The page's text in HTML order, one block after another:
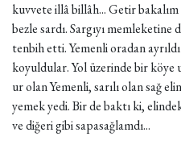
kuvvete illâ billâh... Getir
bezle sardı. Sargıyı memleketine
tenbih etti. Yemenli oradan
koyuldular. Yol üzerinde bir köye
ur olan Yemenli, sarılı olan sağ
yemek yedi. Bir de baktı ki,
ve diğeri gibi sapasağlamdı...